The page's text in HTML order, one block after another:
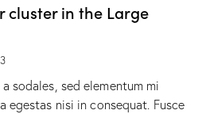
cluster in the Large
sodales, sed elementum mi
egestas nisi in consequat. Fusce